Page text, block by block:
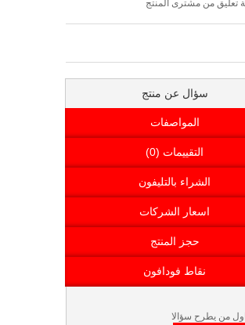
تعليق من مشترى المنتج
سؤال عن منتج
المواصفات
التقييمات (0)
الشراء بالتليفون
اسعار الشركات
حجز المنتج
نقاط فودافون
من يطرح سؤالا